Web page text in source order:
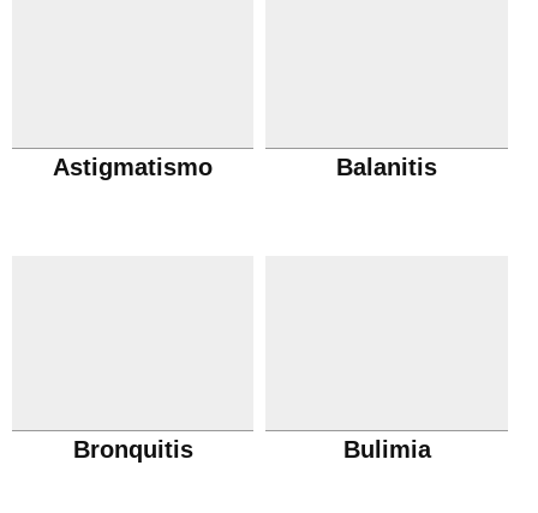
Astigmatismo Balanitis
Bronquitis Bulimia